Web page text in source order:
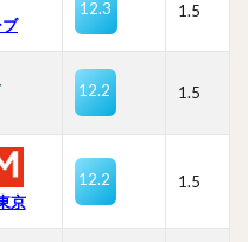
12.3 1.5
12.2 1.5
京
12.2 1.5